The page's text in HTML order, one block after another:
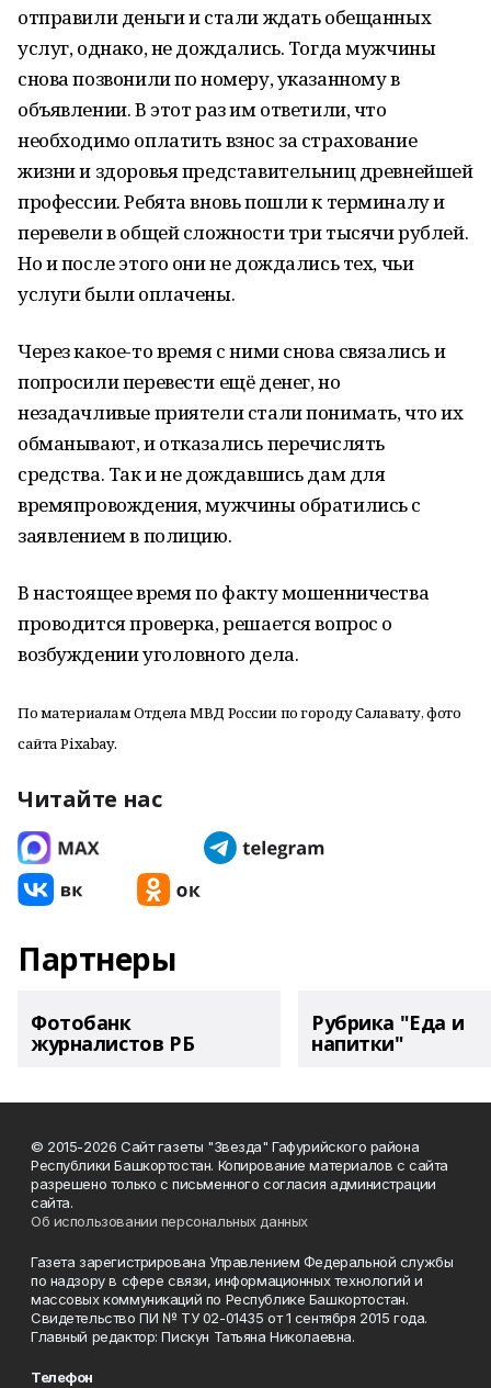
отправили деньги и стали ждать обещанных
услуг, однако, не дождались. Тогда мужчины
снова позвонили по номеру, указанному в
объявлении. В этот раз им ответили, что
необходимо оплатить взнос за страхование
жизни и здоровья представительниц древнейшей
профессии. Ребята вновь пошли к терминалу и
перевели в общей сложности три тысячи рублей.
Но и после этого они не дождались тех, чьи
услуги были оплачены.
Через какое-то время с ними снова связались и
попросили перевести ещё денег, но
незадачливые приятели стали понимать, что их
обманывают, и отказались перечислять
средства. Так и не дождавшись дам для
времяпровождения, мужчины обратились с
заявлением в полицию.
В настоящее время по факту мошенничества
проводится проверка, решается вопрос о
возбуждении уголовного дела.
По материалам Отдела МВД России по городу Салавату, фото
сайта Pixabay.
Читайте нас
Партнеры
Фотобанк
журналистов РБ
Рубрика "Еда и
напитки"
© 2015-2026 Сайт газеты "Звезда" Гафурийского района
Республики Башкортостан. Копирование материалов с сайта
разрешено только с письменного согласия администрации
сайта.
Об использовании персональных данных
Газета зарегистрирована Управлением Федеральной службы
по надзору в сфере связи, информационных технологий и
массовых коммуникаций по Республике Башкортостан.
Свидетельство ПИ № ТУ 02-01435 от 1 сентября 2015 года.
Главный редактор: Пискун Татьяна Николаевна.
Телефон